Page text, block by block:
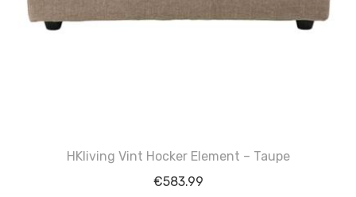
HKliving Vint Hocker Element – Taupe
€583.99